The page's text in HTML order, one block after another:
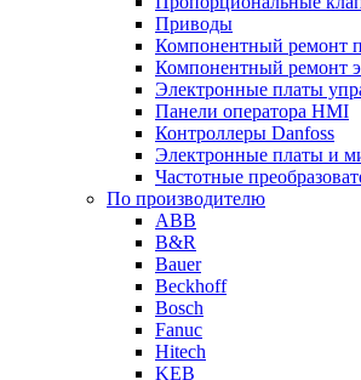
Приводы
Компонентный ремонт
Компонентный ремонт
Электронные платы
Панели оператора HMI
Контроллеры Danfoss
Электронные платы и
Частотные
По производителю
ABB
B&R
Bauer
Beckhoff
Bosch
Fanuc
Hitech
KEB